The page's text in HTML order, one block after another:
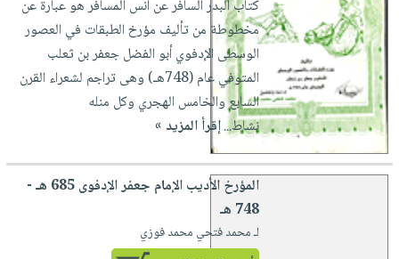
كتاب البدر السافر عن انس المسافر هو عبارة عن
مخطوطة من تأليف مؤرخ الطبقات في العصور
الوسطى الإدفوي أبو الفضل جعفر بن ثعلب
المتوفي عام (748هـ) وهى تراجم لشعراء القرن
السابع والخامس الهجري وكل منله
نشاط...إقرأ المزيد »
المؤرخ الأديب الإمام جعفر الإدفوى 685 هـ -
748 هـ
لـ محمد فتحي محمد فوزي